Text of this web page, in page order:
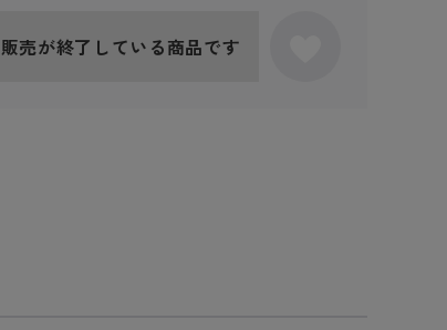
販売が終了している商品です